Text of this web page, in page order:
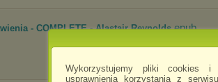
Wykorzystujemy pliki cookies
usprawnienia korzystania z
- COMPLETE - Alastair Reynolds.epub